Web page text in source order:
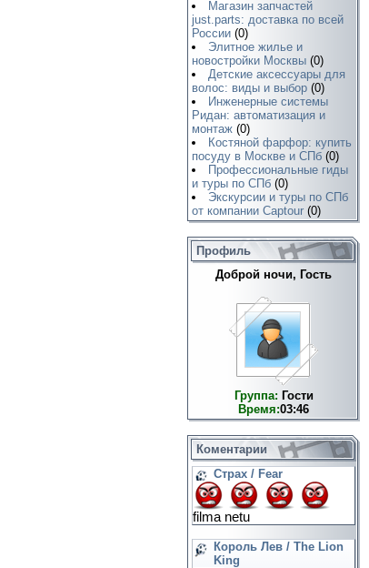
Магазин запчастей
just.parts: доставка по всей
России (0)
Элитное жилье и
новостройки Москвы (0)
Детские аксессуары для
волос: виды и выбор (0)
Инженерные системы
Ридан: автоматизация и
монтаж (0)
Костяной фарфор: купить
посуду в Москве и СПб (0)
Профессиональные гиды
и туры по СПб (0)
Экскурсии и туры по СПб
от компании Captour (0)
Профиль
Доброй ночи, Гость
Группа: Гости
Время:03:46
Коментарии
Страх / Fear
filma netu
Король Лев / The Lion
King